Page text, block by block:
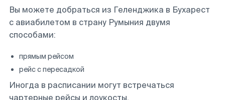
Вы можете добраться из Геленджика в Бухарест
с авиабилетом в страну Румыния двумя
способами:
прямым рейсом
рейс с пересадкой
Иногда в расписании могут встречаться
чартерные рейсы и лоукосты.